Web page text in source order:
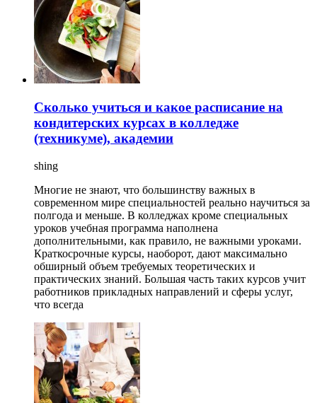
Сколько учиться и какое расписание на
кондитерских курсах в колледже
(техникуме), академии
shing
Многие не знают, что большинству важных в
современном мире специальностей реально научиться за
полгода и меньше. В колледжах кроме специальных
уроков учебная программа наполнена
дополнительными, как правило, не важными уроками.
Краткосрочные курсы, наоборот, дают максимально
обширный объем требуемых теоретических и
практических знаний. Большая часть таких курсов учит
работников прикладных направлений и сферы услуг,
что всегда